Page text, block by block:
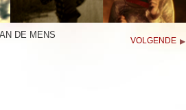
DE MENS
VOLGENDE